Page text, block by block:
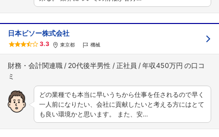
日本ビソー株式会社
3.3 東京都 機械
財務・会計関連職 20代後半男性 正社員 年収450万円
どの業種でも本当に早いうちから仕事を任されるので早く
一人前になりたい、会社に貢献したいと考える方にはとて
も良い環境かと思います。 また、安…